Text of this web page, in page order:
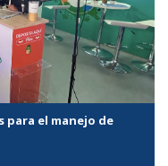
el manejo de